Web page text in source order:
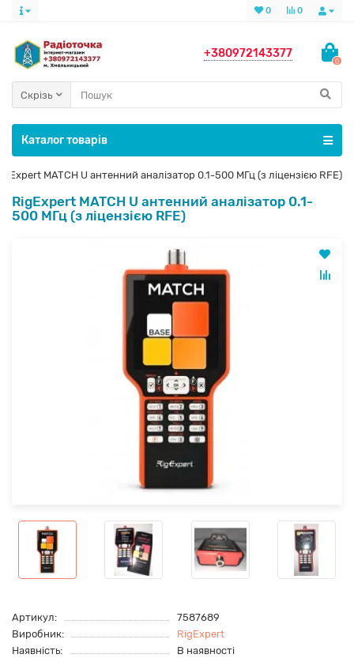
0
0
+380972143377
0
Скрізь
Каталог товарів
MATCH U антенний аналізатор 0.1-500 МГц (з ліцензією RFE)
RigExpert MATCH U антенний аналізатор 0.1-
500 МГц (з ліцензією RFE)
Артикул:
7587689
Виробник:
RigExpert
Наявність:
В наявності